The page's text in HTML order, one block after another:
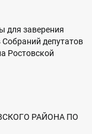
для заверения
депутатов
Ростовской
РАЙОНА ПО